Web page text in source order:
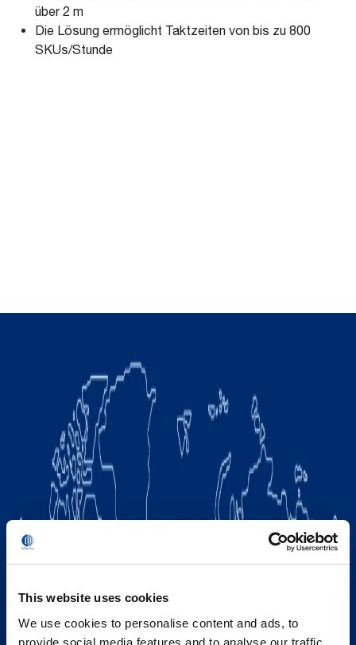
This website uses cookies
We use cookies to personalise content and ads, to
provide social media features and to analyse our traffic.
über 2 m
Die Lösung ermöglicht Taktzeiten von bis zu 800
SKUs/Stunde